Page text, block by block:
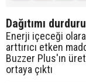
Dağıtımı
Enerji içeceği
arttırıcı etken
Buzzer Plus'ın
ortaya çıktı